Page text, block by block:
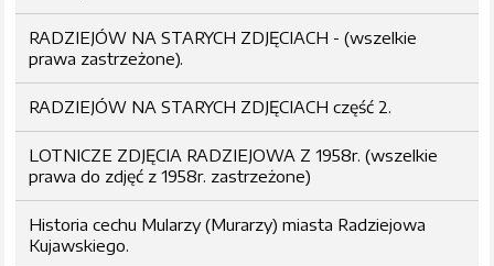
RADZIEJÓW NA STARYCH ZDJĘCIACH - (wszelkie
prawa zastrzeżone).
RADZIEJÓW NA STARYCH ZDJĘCIACH część 2.
LOTNICZE ZDJĘCIA RADZIEJOWA Z 1958r. (wszelkie
prawa do zdjęć z 1958r. zastrzeżone)
Historia cechu Mularzy (Murarzy) miasta Radziejowa
Kujawskiego.